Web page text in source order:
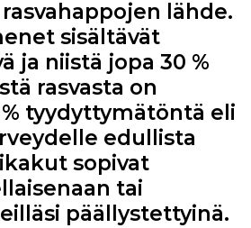
lähde.
sisältävät
ja niistä jopa 30 %
rasvasta on
tyydyttymätöntä eli
edullista
sopivat
tai
päällystettyinä.